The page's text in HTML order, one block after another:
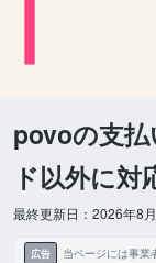
povoの支
ド以外に対
最終更新日：2026年8
広告 当ページには事業